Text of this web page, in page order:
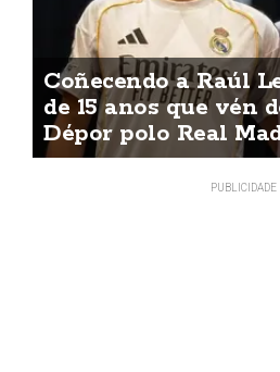
Coñecendo a Raúl
de 15 anos que vén
Dépor polo Real